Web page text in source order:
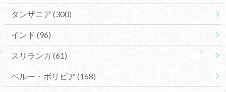
タンザニア (300)
インド (96)
スリランカ (61)
ペルー・ボリビア (168)